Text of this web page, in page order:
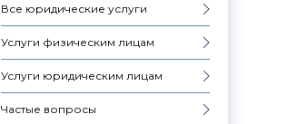
Все юридические услуги
Услуги физическим лицам
Услуги юридическим лицам
Частые вопросы